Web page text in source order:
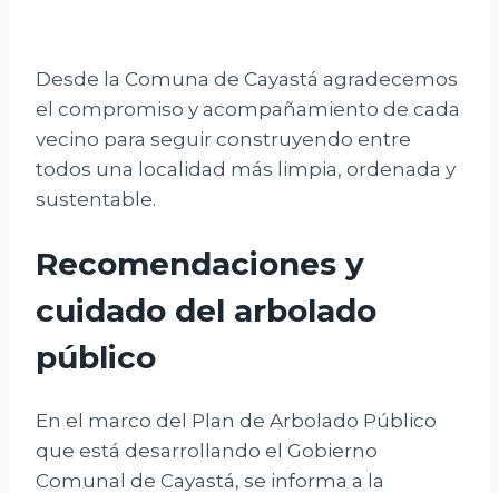
Desde la Comuna de Cayastá agradecemos
el compromiso y acompañamiento de cada
vecino para seguir construyendo entre
todos una localidad más limpia, ordenada y
sustentable.
Recomendaciones y
cuidado del arbolado
público
En el marco del Plan de Arbolado Público
que está desarrollando el Gobierno
Comunal de Cayastá, se informa a la